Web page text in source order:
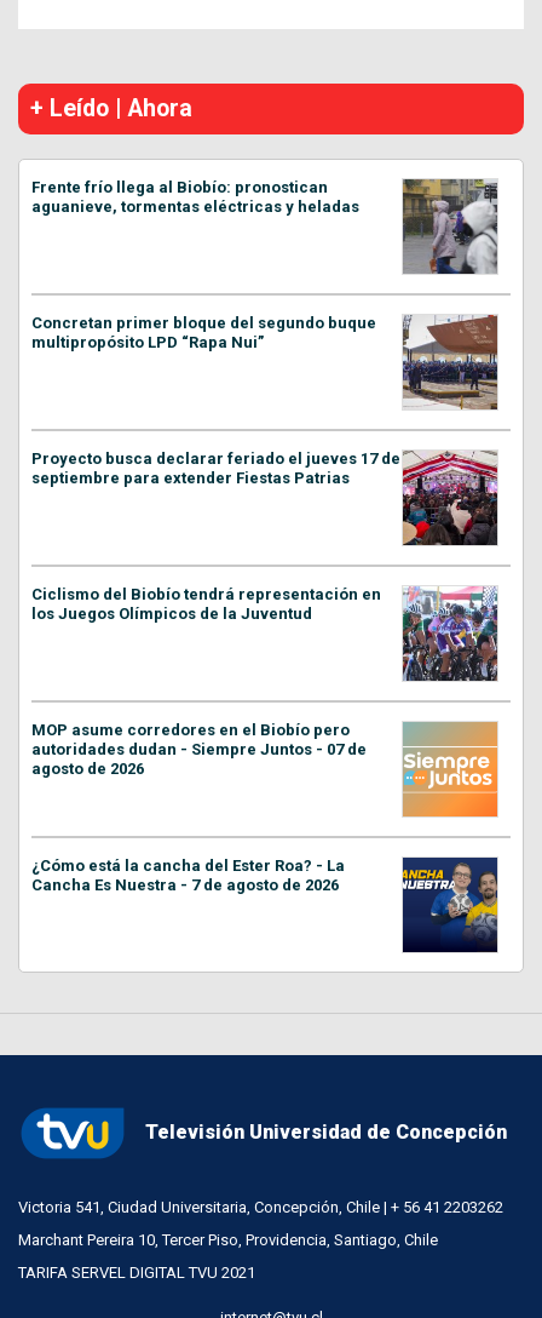
+ Leído | Ahora
Frente frío llega al Biobío: pronostican
aguanieve, tormentas eléctricas y heladas
Concretan primer bloque del segundo buque
multipropósito LPD “Rapa Nui”
Proyecto busca declarar feriado el jueves 17 de
septiembre para extender Fiestas Patrias
Ciclismo del Biobío tendrá representación en
los Juegos Olímpicos de la Juventud
MOP asume corredores en el Biobío pero
autoridades dudan - Siempre Juntos - 07 de
agosto de 2026
¿Cómo está la cancha del Ester Roa? - La
Cancha Es Nuestra - 7 de agosto de 2026
Televisión Universidad de Concepción
Victoria 541, Ciudad Universitaria, Concepción, Chile | + 56 41 2203262
Marchant Pereira 10, Tercer Piso, Providencia, Santiago, Chile
TARIFA SERVEL DIGITAL TVU 2021